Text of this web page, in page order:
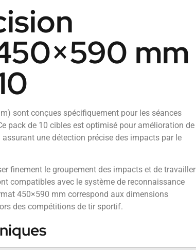
mm
sont conçues spécifiquement pour les séances
pack de 10 cibles est optimisé pour amélioration de
une détection précise des impacts par le
finement le groupement des impacts et de travailler
compatibles avec le système de reconnaissance
450×590 mm correspond aux dimensions
des compétitions de tir sportif.